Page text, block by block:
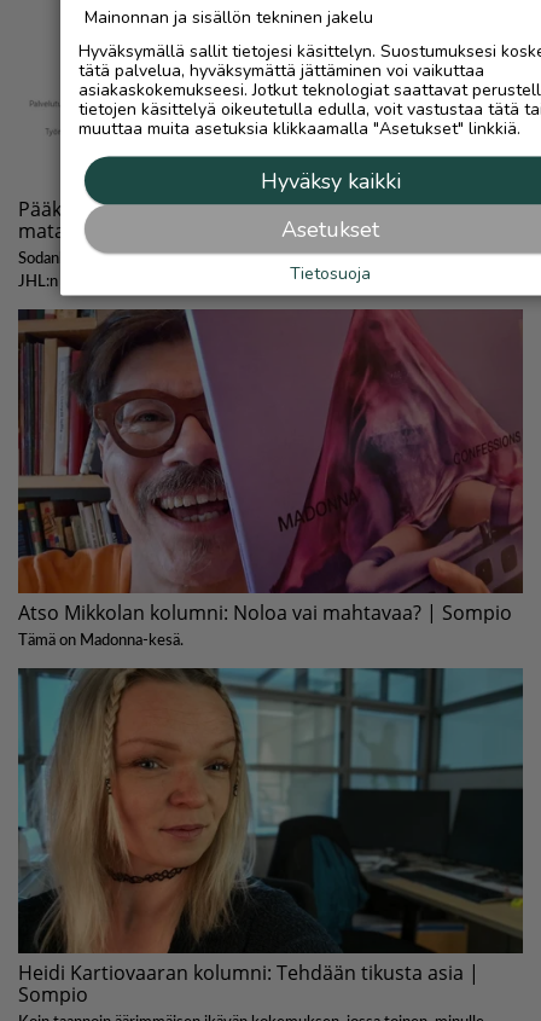
Mainonnan ja sisällön tekninen jakelu
Hyväksymällä sallit tietojesi käsittelyn. Suostumuksesi
tätä palvelua, hyväksymättä jättäminen voi vaikuttaa
asiakaskokemukseesi. Jotkut teknologiat saattavat
tietojen käsittelyä oikeutetulla edulla, voit vastustaa tätä
muuttaa muita asetuksia klikkaamalla "Asetukset" linkkiä.
Hyväksy kaikki
Asetukset
Tietosuoja